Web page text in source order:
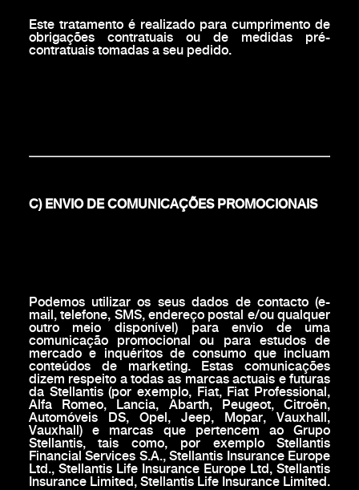
Este tratamento é realizado para cumprimento de
obrigações contratuais ou de medidas pré-
contratuais tomadas a seu pedido.
C) ENVIO DE COMUNICAÇÕES PROMOCIONAIS
Podemos utilizar os seus dados de contacto (e-
mail, telefone, SMS, endereço postal e/ou qualquer
outro meio disponível) para envio de uma
comunicação promocional ou para estudos de
mercado e inquéritos de consumo que incluam
conteúdos de marketing. Estas comunicações
dizem respeito a todas as marcas actuais e futuras
da Stellantis (por exemplo, Fiat, Fiat Professional,
Alfa Romeo, Lancia, Abarth, Peugeot, Citroën,
Automóveis DS, Opel, Jeep, Mopar, Vauxhall,
Vauxhall) e marcas que pertencem ao Grupo
Stellantis, tais como, por exemplo Stellantis
Financial Services S.A., Stellantis Insurance Europe
Ltd., Stellantis Life Insurance Europe Ltd, Stellantis
Insurance Limited, Stellantis Life Insurance Limited.